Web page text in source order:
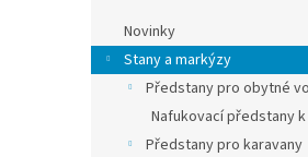
a
n
Novinky
Stany a markýzy
Předstany pro obytné
Nafukovací předstany
Předstany pro karavany